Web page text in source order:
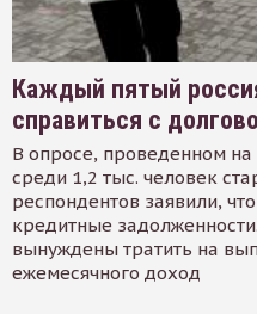
Каждый пятый
справиться с
В опросе, проведенном
среди 1,2 тыс. человек
респондентов заявили,
кредитные
вынуждены тратить на
ежемесячного доход